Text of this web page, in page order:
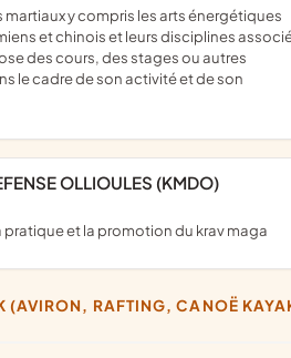
et chinois et leurs disciplines
des cours, des stages ou autres
le cadre de son activité et de son
OLLIOULES (KMDO)
pratique et la promotion du krav maga